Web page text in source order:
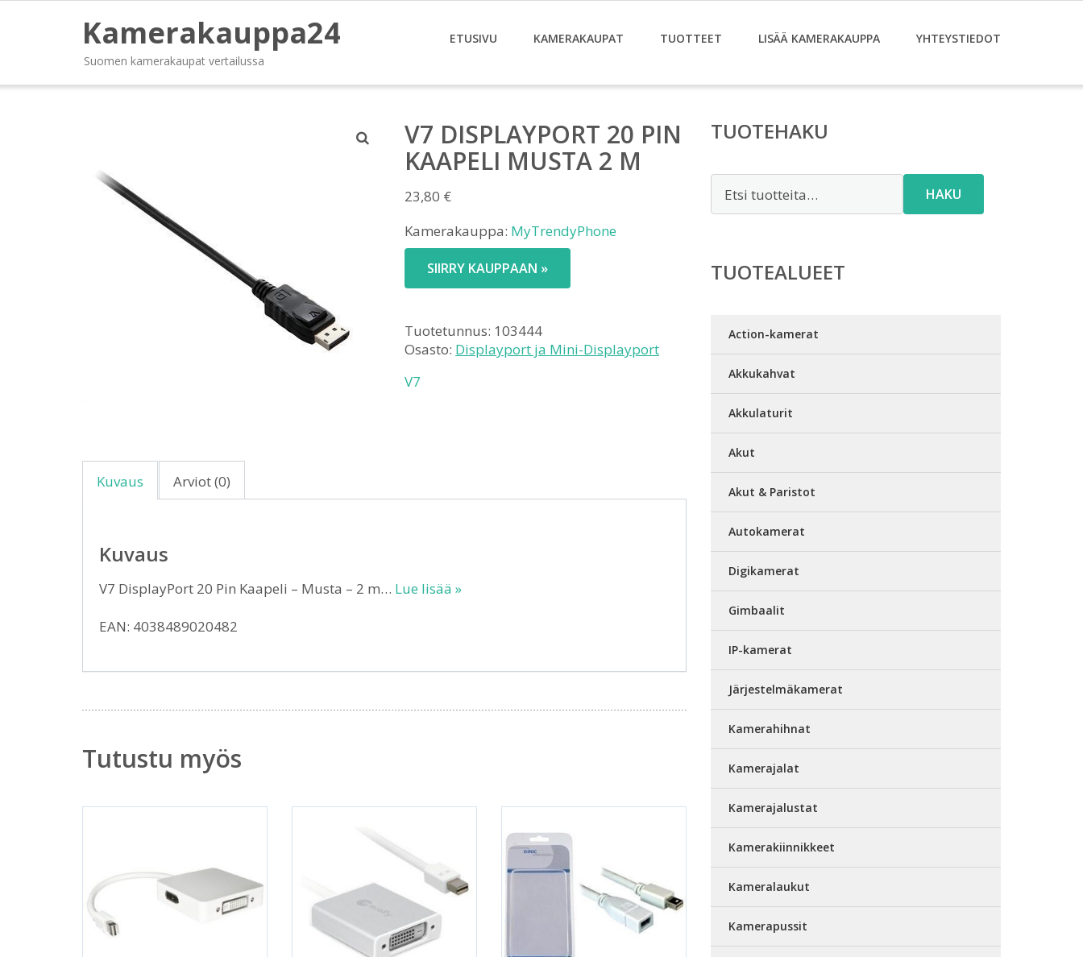
Kamerakauppa24
Suomen kamerakaupat vertailussa
ETUSIVU KAMERAKAUPAT TUOTTEET LISÄÄ KAMERAKAUPPA YHTEYSTIEDOT
V7 DISPLAYPORT 20 PIN
KAAPELI MUSTA 2 M
23,80 €
Kamerakauppa: MyTrendyPhone
SIIRRY KAUPPAAN »
Tuotetunnus: 103444
Osasto: Displayport ja Mini-Displayport
V7
Kuvaus Arviot (0)
Kuvaus
V7 DisplayPort 20 Pin Kaapeli – Musta – 2 m… Lue lisää »
EAN: 4038489020482
Tutustu myös
TUOTEHAKU
HAKU
TUOTEALUEET
Action-kamerat
Akkukahvat
Akkulaturit
Akut
Akut & Paristot
Autokamerat
Digikamerat
Gimbaalit
IP-kamerat
Järjestelmäkamerat
Kamerahihnat
Kamerajalat
Kamerajalustat
Kamerakiinnikkeet
Kameralaukut
Kamerapussit